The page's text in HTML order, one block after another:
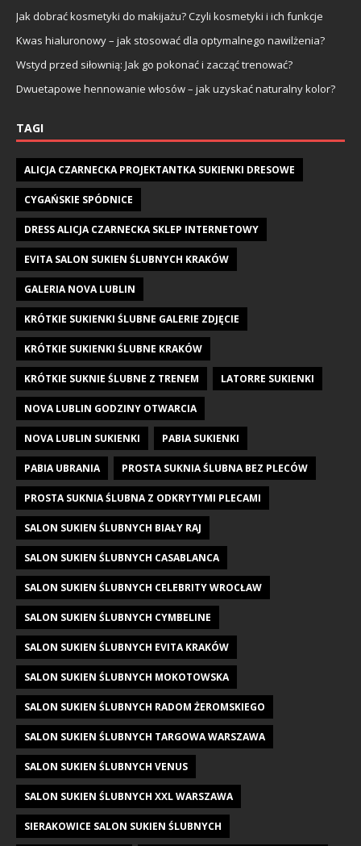
Jak dobrać kosmetyki do makijażu? Czyli kosmetyki i ich funkcje
Kwas hialuronowy – jak stosować dla optymalnego nawilżenia?
Wstyd przed siłownią: Jak go pokonać i zacząć trenować?
Dwuetapowe hennowanie włosów – jak uzyskać naturalny kolor?
TAGI
ALICJA CZARNECKA PROJEKTANTKA SUKIENKI DRESOWE
CYGAŃSKIE SPÓDNICE
DRESS ALICJA CZARNECKA SKLEP INTERNETOWY
EVITA SALON SUKIEN ŚLUBNYCH KRAKÓW
GALERIA NOVA LUBLIN
KRÓTKIE SUKIENKI ŚLUBNE GALERIE ZDJĘCIE
KRÓTKIE SUKIENKI ŚLUBNE KRAKÓW
KRÓTKIE SUKNIE ŚLUBNE Z TRENEM LATORRE SUKIENKI
NOVA LUBLIN GODZINY OTWARCIA
NOVA LUBLIN SUKIENKI PABIA SUKIENKI
PABIA UBRANIA PROSTA SUKNIA ŚLUBNA BEZ PLECÓW
PROSTA SUKNIA ŚLUBNA Z ODKRYTYMI PLECAMI
SALON SUKIEN ŚLUBNYCH BIAŁY RAJ
SALON SUKIEN ŚLUBNYCH CASABLANCA
SALON SUKIEN ŚLUBNYCH CELEBRITY WROCŁAW
SALON SUKIEN ŚLUBNYCH CYMBELINE
SALON SUKIEN ŚLUBNYCH EVITA KRAKÓW
SALON SUKIEN ŚLUBNYCH MOKOTOWSKA
SALON SUKIEN ŚLUBNYCH RADOM ŻEROMSKIEGO
SALON SUKIEN ŚLUBNYCH TARGOWA WARSZAWA
SALON SUKIEN ŚLUBNYCH VENUS
SALON SUKIEN ŚLUBNYCH XXL WARSZAWA
SIERAKOWICE SALON SUKIEN ŚLUBNYCH